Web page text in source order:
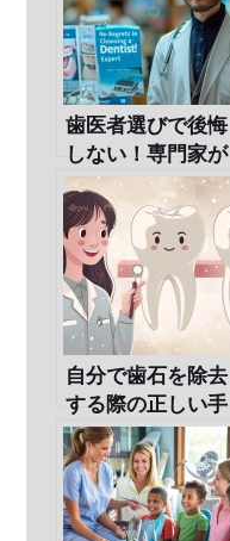
歯医者選びで後悔
しない！専門家が
教えるポイントと
は
自分で歯石を除去
する際の正しい手
順と注意点